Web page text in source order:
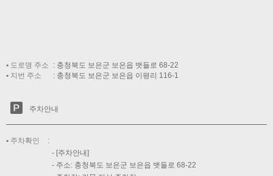
도로명 주소
충청북도 보은군 보은읍 뱃들로 68-22
지번 주소
충청북도 보은군 보은읍 이평리 116-1
주차안내
주차확인
[주차안내]
주소: 충청북도 보은군 보은읍 뱃들로 68-22